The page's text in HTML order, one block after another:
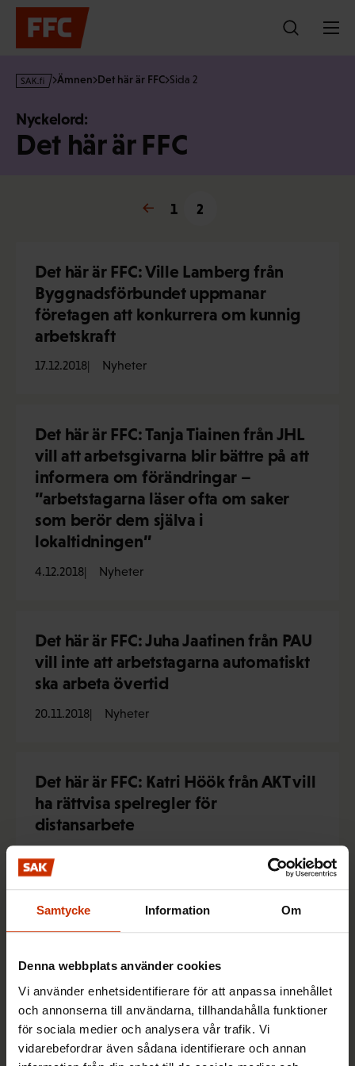
Samtycke Information Om
Denna webbplats använder cookies
Vi använder enhetsidentifierare för att anpassa innehållet
och annonserna till användarna, tillhandahålla funktioner
för sociala medier och analysera vår trafik. Vi
vidarebefordrar även sådana identifierare och annan
Hoppa
innehållet
s
k
·
Ämnen Det här är FFC Sida 2
Nyckelord:
Det här är FFC
← Föregående
1 2
Det här är FFC: Ville Lamberg från
Byggnadsförbundet uppmanar
företagen att konkurrera om kunnig
arbetskraft
17.12.2018 Nyheter
Det här är FFC: Tanja Tiainen från JHL
vill att arbetsgivarna blir bättre på att
informera om förändringar –
”arbetstagarna läser ofta om saker
som berör dem själva i
lokaltidningen”
4.12.2018 Nyheter
Det här är FFC: Juha Jaatinen från PAU
vill inte att arbetstagarna automatiskt
ska arbeta övertid
20.11.2018 Nyheter
Det här är FFC: Katri Höök från AKT vill
ha rättvisa spelregler för
distansarbete
Det här är FFC: Olli Toivanen från
arbetstagarna att tala om sina
arbetstimmar
17.10.2018 Nyheter